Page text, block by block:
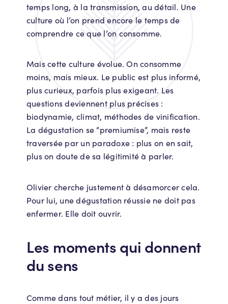
temps long, à la transmission, au détail. Une
culture où l’on prend encore le temps de
comprendre ce que l’on consomme.
Mais cette culture évolue. On consomme
moins, mais mieux. Le public est plus informé,
plus curieux, parfois plus exigeant. Les
questions deviennent plus précises :
biodynamie, climat, méthodes de vinification.
La dégustation se “premiumise”, mais reste
traversée par un paradoxe : plus on en sait,
plus on doute de sa légitimité à parler.
Olivier cherche justement à désamorcer cela.
Pour lui, une dégustation réussie ne doit pas
enfermer. Elle doit ouvrir.
Les moments qui donnent
du sens
Comme dans tout métier, il y a des jours